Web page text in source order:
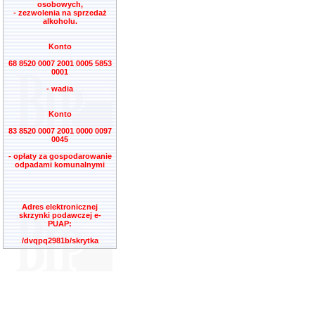
osobowych,
- zezwolenia na sprzedaż
alkoholu.
Konto
68 8520 0007 2001 0005 5853
0001
- wadia
Konto
83 8520 0007 2001 0000 0097
0045
- opłaty za gospodarowanie
odpadami komunalnymi
Adres elektronicznej
skrzynki podawczej e-
PUAP:
/dvqpq2981b/skrytka